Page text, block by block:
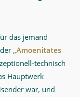
das jemand
„Amoenitates
technisch
Hauptwerk
war, und